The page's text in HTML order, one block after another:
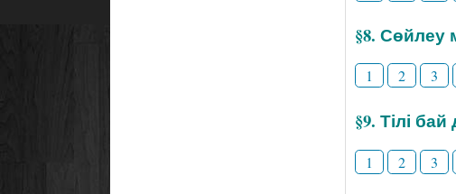
§8. Сөйлеу
1 2 3
§9. Тілі
1 2 3